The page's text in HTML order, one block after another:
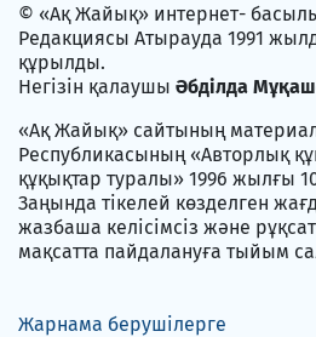
© «Ақ Жайық» интернет-
Редакциясы Атырауда 1991
құрылды.
Негізін қалаушы Әбділда
«Ақ Жайық» сайтының
Республикасының «Авторлық
құқықтар туралы» 1996 жылғы
Заңында тікелей көзделген
жазбаша келісімсіз және
мақсатта пайдалануға тыйым
Жарнама берушілерге